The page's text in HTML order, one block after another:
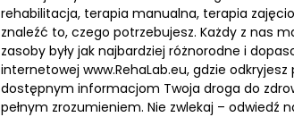
rehabilitacja, terapia manualna, terapia
znaleźć to, czego potrzebujesz. Każdy z nas
zasoby były jak najbardziej różnorodne i
internetowej www.RehaLab.eu, gdzie
dostępnym informacjom Twoja droga do
pełnym zrozumieniem. Nie zwlekaj – odwiedź